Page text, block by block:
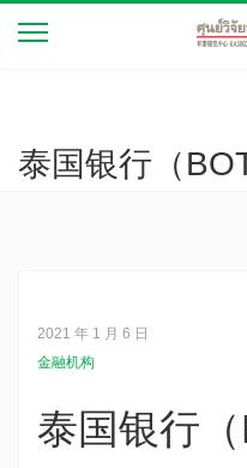
2021 年 1 月 6 日
金融机构
泰国银行